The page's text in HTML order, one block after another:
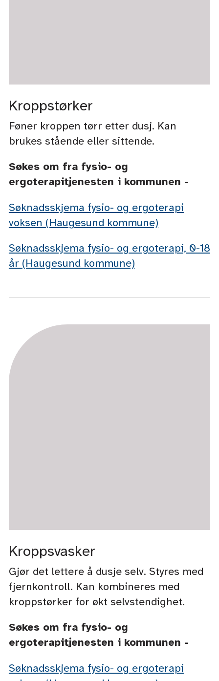
Kroppstørker
Føner kroppen tørr etter dusj. Kan
brukes stående eller sittende.
Søkes om fra fysio- og
ergoterapitjenesten i kommunen -
Søknadsskjema fysio- og ergoterapi
voksen (Haugesund kommune)
Søknadsskjema fysio- og ergoterapi, 0-18
år (Haugesund kommune)
Kroppsvasker
Gjør det lettere å dusje selv. Styres med
fjernkontroll. Kan kombineres med
kroppstørker for økt selvstendighet.
Søkes om fra fysio- og
ergoterapitjenesten i kommunen -
Søknadsskjema fysio- og ergoterapi